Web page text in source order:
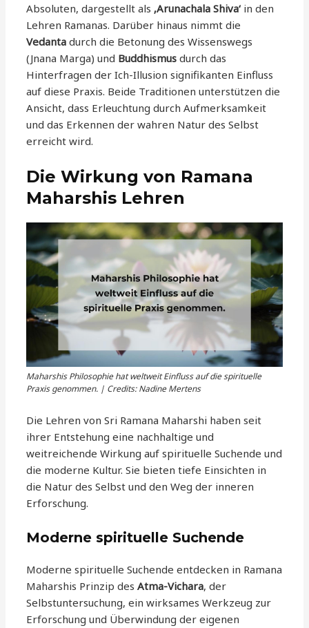
Absoluten, dargestellt als ‚Arunachala Shiva‘ in den
Lehren Ramanas. Darüber hinaus nimmt die
Vedanta durch die Betonung des Wissenswegs
(Jnana Marga) und Buddhismus durch das
Hinterfragen der Ich-Illusion signifikanten Einfluss
auf diese Praxis. Beide Traditionen unterstützen die
Ansicht, dass Erleuchtung durch Aufmerksamkeit
und das Erkennen der wahren Natur des Selbst
erreicht wird.
Die Wirkung von Ramana
Maharshis Lehren
Maharshis Philosophie hat weltweit Einfluss auf die spirituelle
Praxis genommen. | Credits: Nadine Mertens
Die Lehren von Sri Ramana Maharshi haben seit
ihrer Entstehung eine nachhaltige und
weitreichende Wirkung auf spirituelle Suchende und
die moderne Kultur. Sie bieten tiefe Einsichten in
die Natur des Selbst und den Weg der inneren
Erforschung.
Moderne spirituelle Suchende
Moderne spirituelle Suchende entdecken in Ramana
Maharshis Prinzip desAtma-Vichara, der
Selbstuntersuchung, ein wirksames Werkzeug zur
Erforschung und Überwindung der eigenen